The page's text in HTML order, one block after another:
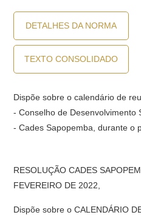
DETALHES DA NORMA
TEXTO CONSOLIDADO
Dispõe sobre o calendário de
- Conselho de Desenvolvimento
- Cades Sapopemba, durante o
RESOLUÇÃO CADES
FEVEREIRO DE 2022,
Dispõe sobre o CALENDÁRIO